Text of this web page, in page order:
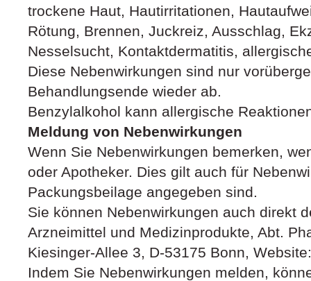
trockene Haut, Hautirritationen,
Rötung, Brennen, Juckreiz, Ausschlag,
Nesselsucht, Kontaktdermatitis,
Diese Nebenwirkungen sind nur
Behandlungsende wieder ab.
Benzylalkohol kann allergische
Meldung von Nebenwirkungen
Wenn Sie Nebenwirkungen bemerken,
oder Apotheker. Dies gilt auch für
Packungsbeilage angegeben sind.
Sie können Nebenwirkungen auch direkt
Arzneimittel und Medizinprodukte, Abt.
Kiesinger-Allee 3, D-53175 Bonn,
Indem Sie Nebenwirkungen melden,